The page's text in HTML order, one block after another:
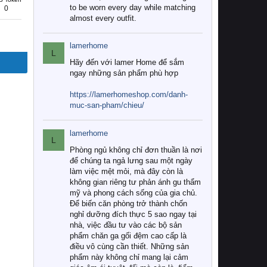
0
to be worn every day while matching
almost every outfit.
L
lamerhome
Hãy đến với lamer Home để sắm
ngay những sản phẩm phù hợp
https://lamerhomeshop.com/danh-
muc-san-pham/chieu/
L
lamerhome
Phòng ngủ không chỉ đơn thuần là nơi
để chúng ta ngả lưng sau một ngày
làm việc mệt mỏi, mà đây còn là
không gian riêng tư phản ánh gu thẩm
mỹ và phong cách sống của gia chủ.
Để biến căn phòng trở thành chốn
nghỉ dưỡng đích thực 5 sao ngay tại
nhà, việc đầu tư vào các bộ sản
phẩm chăn ga gối đệm cao cấp là
điều vô cùng cần thiết. Những sản
phẩm này không chỉ mang lại cảm